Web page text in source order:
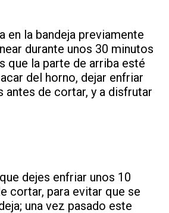
en la bandeja previamente
durante unos 30 minutos
que la parte de arriba esté
del horno, dejar enfriar
antes de cortar, y a disfrutar
dejes enfriar unos 10
cortar, para evitar que se
una vez pasado este